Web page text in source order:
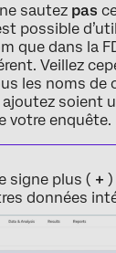
ne sautez pas
possible
que dans la
Veillez
les noms de
soient
votre enquête.
signe plus ( + )
données